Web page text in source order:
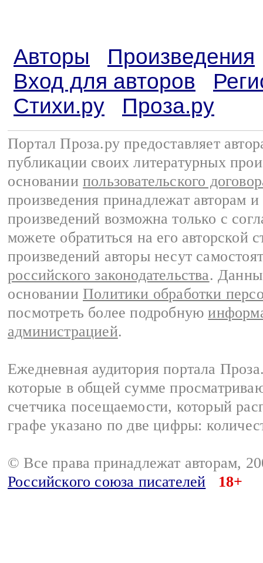
Авторы
Произведения
Вход для авторов
Стихи.ру
Проза.ру
Портал Проза.ру предоставляет
публикации своих литературных
основании пользовательского
произведения принадлежат авторам
произведений возможна только с
можете обратиться на его авторской
произведений авторы несут
российского законодательства.
основании Политики обработки
посмотреть более подробную
администрацией.
Ежедневная аудитория портала
которые в общей сумме
счетчика посещаемости, который
графе указано по две цифры:
© Все права принадлежат авторам,
Российского союза писателей
18+